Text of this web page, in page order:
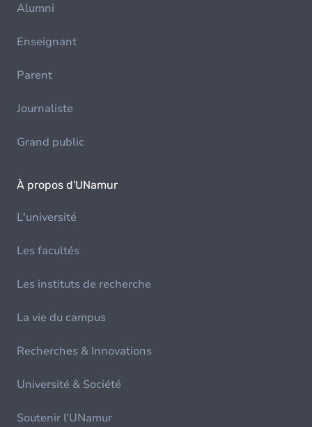
Alumni
Enseignant
Parent
Journaliste
Grand public
À propos d'UNamur
L'université
Les facultés
Les instituts de recherche
La vie du campus
Recherches & Innovations
Université & Société
Soutenir l'UNamur